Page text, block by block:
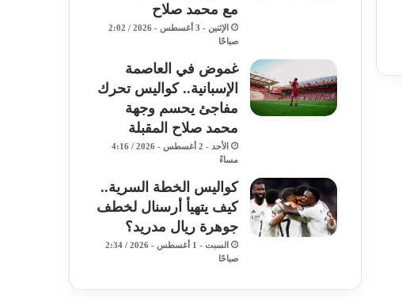
مع محمد صلاح
الإثنين - 3 أغسطس - 2026 / 2:02
صباحًا
غموض في العاصمة
الإسبانية.. كواليس تحرك
مفاجئ يحسم وجهة
محمد صلاح المقبلة
الأحد - 2 أغسطس - 2026 / 4:16
مساءً
كواليس الخطة السرية..
كيف يتهيأ أرسنال لخطف
جوهرة ريال مدريد؟
السبت - 1 أغسطس - 2026 / 2:34
صباحًا